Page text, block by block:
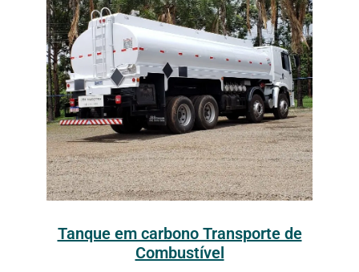
Tanque em carbono Transporte de
Combustível